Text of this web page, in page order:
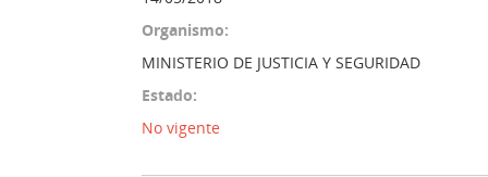
Organismo:
MINISTERIO DE JUSTICIA Y SEGURIDAD
Estado:
No vigente